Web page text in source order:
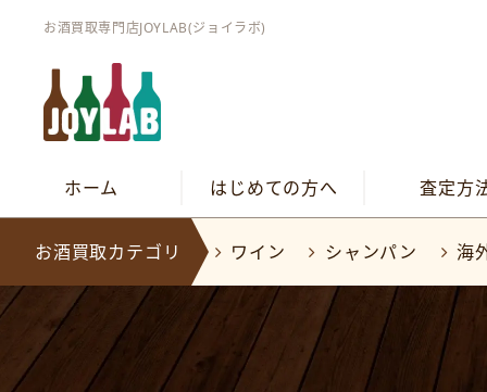
お酒買取専門店JOYLAB(ジョイラボ)
ホーム はじめての方へ 査定方
お酒買取カテゴリ ワイン シャンパン 海